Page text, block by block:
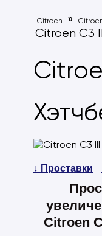
Citroen »
Citroen C3
↓ Проставки
Citroen